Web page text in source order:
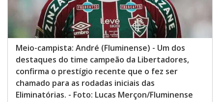
Meio-campista: André (Fluminense) - Um dos
destaques do time campeão da Libertadores,
confirma o prestígio recente que o fez ser
chamado para as rodadas iniciais das
Eliminatórias. - Foto: Lucas Merçon/Fluminense